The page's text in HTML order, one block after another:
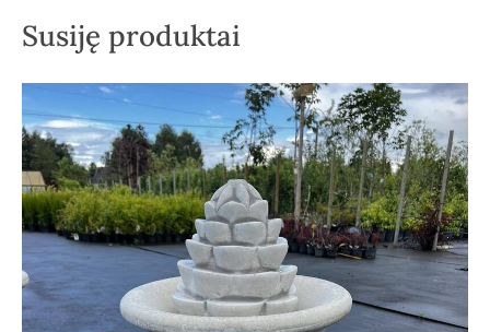
Susiję produktai